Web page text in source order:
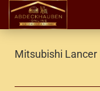
Mitsubishi Lancer